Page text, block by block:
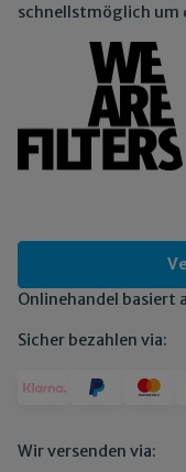
schnellstmöglich um
Onlinehandel basiert
Sicher bezahlen via:
Wir versenden via: